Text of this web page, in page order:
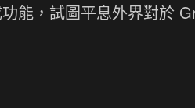
能，試圖平息外界對於